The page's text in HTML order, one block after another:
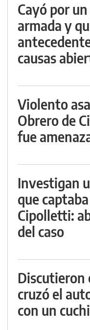
Cayó por
armada y
causas
Violento
Obrero de
fue
Investigan
que
Cipolletti:
del caso
Discutieron
cruzó el
con un